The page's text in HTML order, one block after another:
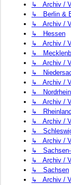
↳ Archiv /
↳ Berlin &
↳ Archiv /
↳ Hessen
↳ Archiv /
↳
↳ Archiv /
↳
↳ Archiv /
↳
↳ Archiv /
↳
↳ Archiv /
↳
↳ Archiv /
↳ Sachsen-
↳ Archiv /
↳ Sachsen
↳ Archiv /